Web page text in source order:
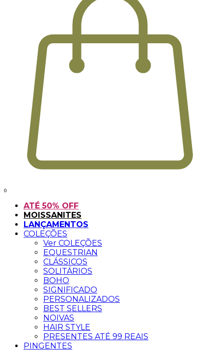
0
ATÉ 50% OFF
MOISSANITES
LANÇAMENTOS
COLEÇÕES
Ver COLEÇÕES
EQUESTRIAN
CLÁSSICOS
SOLITÁRIOS
BOHO
SIGNIFICADO
PERSONALIZADOS
BEST SELLERS
NOIVAS
HAIR STYLE
PRESENTES ATÉ 99 REAIS
PINGENTES